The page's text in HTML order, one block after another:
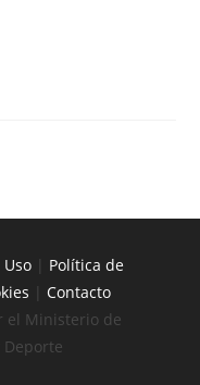
| Política de
Contacto
el Ministerio de
Deporte